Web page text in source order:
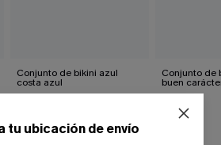
Conjunto de bikini azul
costa azul
Conjunto de
buen
tu ubicación de envío